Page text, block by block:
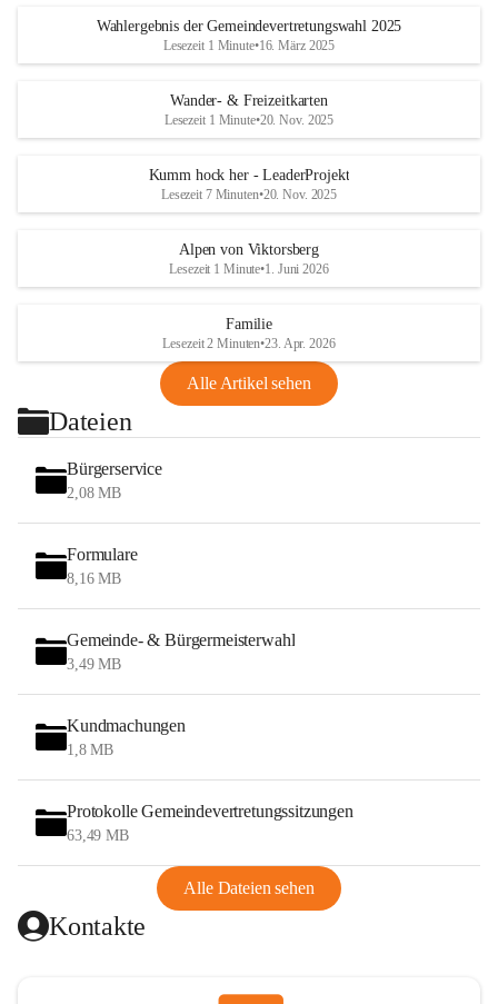
Wahlergebnis der Gemeindevertretungswahl 2025
Lesezeit 1 Minute•16. März 2025
Wander- & Freizeitkarten
Lesezeit 1 Minute•20. Nov. 2025
Kumm hock her - LeaderProjekt
Lesezeit 7 Minuten•20. Nov. 2025
Alpen von Viktorsberg
Lesezeit 1 Minute•1. Juni 2026
Familie
Lesezeit 2 Minuten•23. Apr. 2026
Alle Artikel sehen
Dateien
Bürgerservice
2,08 MB
Formulare
8,16 MB
Gemeinde- & Bürgermeisterwahl
3,49 MB
Kundmachungen
1,8 MB
Protokolle Gemeindevertretungssitzungen
63,49 MB
Alle Dateien sehen
Kontakte